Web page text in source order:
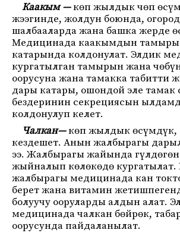
Каакым —көп жылдык чөп
жээгинде, жолдун боюнда,
шалбааларда жана башка жерде
Медицинада каакымдын
катарында колдонулат. Элдик
кургатылган тамырын жана
оорусуна жана тамакка табитти
дары катары, ошондой эле тамак
бездеринин секрециясын
колдонулуп келет.
Чалкан—көп жылдык өсүмдүк,
кездешет. Анын жалбырагы
ээ. Жалбырагы жайында гүлдөгөн
жыйналып көлөкөдө кургатылат.
жалбырагы медицинада кан
берет жана витамин
болуучу ооруларды алдын алат.
медицинада чалкан бөйрөк,
оорусунда пайдаланылат.